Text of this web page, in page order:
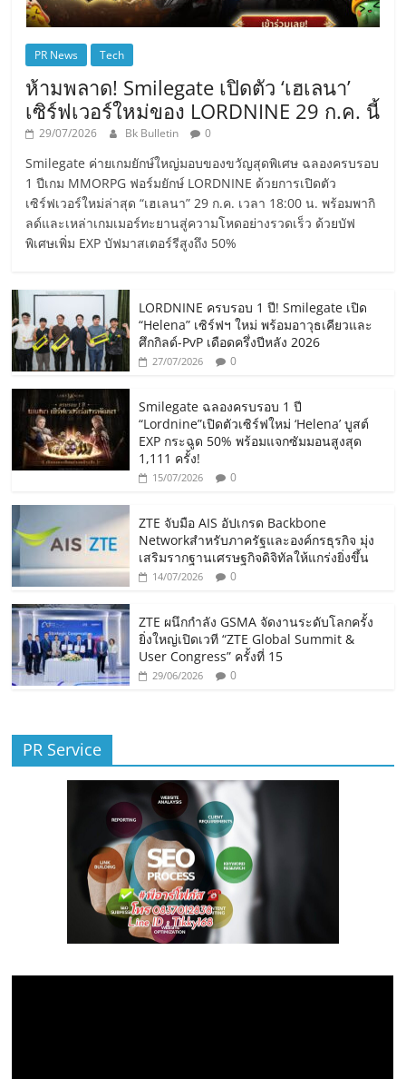
PR News Tech
ห้ามพลาด! Smilegate เปิดตัว ‘เฮเลนา’
เซิร์ฟเวอร์ใหม่ของ LORDNINE 29 ก.ค. นี้
29/07/2026 Bk Bulletin 0
Smilegate ค่ายเกมยักษ์ใหญ่มอบของขวัญสุดพิเศษ ฉลองครบรอบ
1 ปีเกม MMORPG ฟอร์มยักษ์ LORDNINE ด้วยการเปิดตัว
เซิร์ฟเวอร์ใหม่ล่าสุด “เฮเลนา” 29 ก.ค. เวลา 18:00 น. พร้อมพากิ
ลด์และเหล่าเกมเมอร์ทะยานสู่ความโหดอย่างรวดเร็ว ด้วยบัฟ
พิเศษเพิ่ม EXP บัฟมาสเตอร์รีสูงถึง 50%
LORDNINE ครบรอบ 1 ปี! Smilegate เปิด
“Helena” เซิร์ฟฯ ใหม่ พร้อมอาวุธเคียวและ
ศึกกิลด์-PvP เดือดครึ่งปีหลัง 2026
27/07/2026 0
Smilegate ฉลองครบรอบ 1 ปี
“Lordnine”เปิดตัวเซิร์ฟใหม่ ‘Helena’ บูสต์
EXP กระฉูด 50% พร้อมแจกซัมมอนสูงสุด
1,111 ครั้ง!
15/07/2026 0
ZTE จับมือ AIS อัปเกรด Backbone
Networkสำหรับภาครัฐและองค์กรธุรกิจ มุ่ง
เสริมรากฐานเศรษฐกิจดิจิทัลให้แกร่งยิ่งขึ้น
14/07/2026 0
ZTE ผนึกกำลัง GSMA จัดงานระดับโลกครั้ง
ยิ่งใหญ่เปิดเวที “ZTE Global Summit &
User Congress” ครั้งที่ 15
29/06/2026 0
PR Service